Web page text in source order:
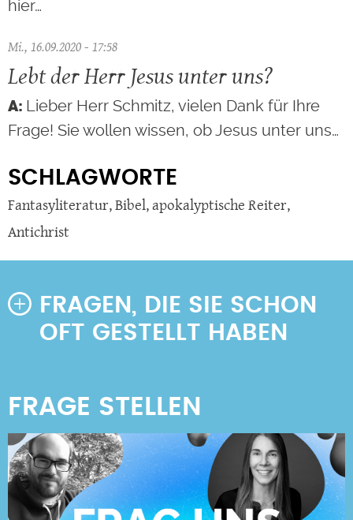
hier…
Mi., 16.09.2020 - 17:58
Lebt der Herr Jesus unter uns?
Lieber Herr Schmitz, vielen Dank für Ihre
Frage! Sie wollen wissen, ob Jesus unter uns…
SCHLAGWORTE
Fantasyliteratur,Bibel,apokalyptische Reiter,
Antichrist
FRAGEN, DIE SIE SCHON
OFT GESTELLT HABEN